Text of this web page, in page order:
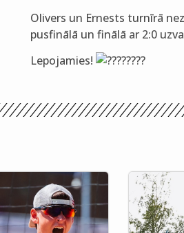
Olivers un Ernests turnīrā
pusfinālā un finālā ar 2:0
Lepojamies!